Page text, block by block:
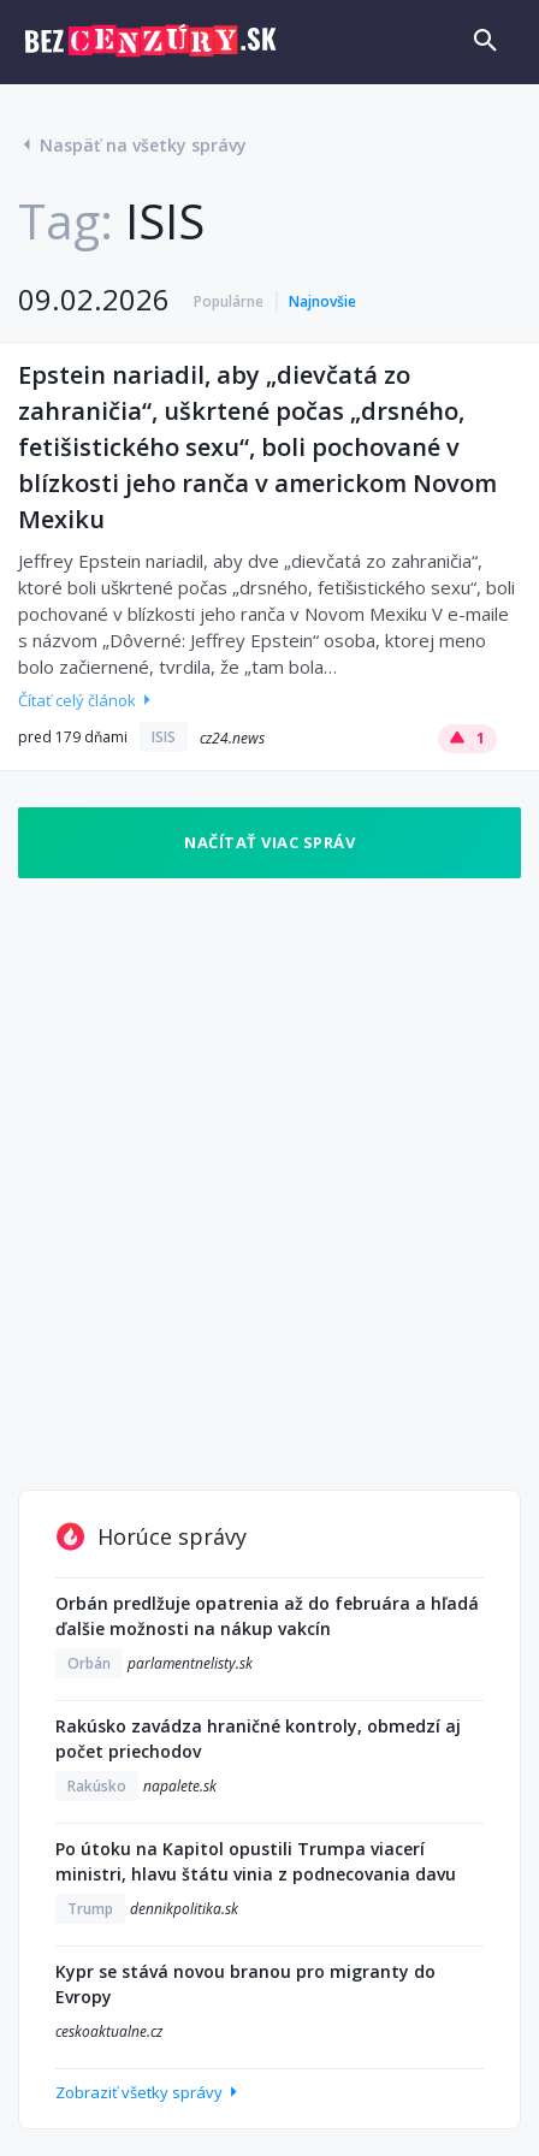
Naspäť na všetky správy
Tag: ISIS
09.02.2026 Populárne Najnovšie
Epstein nariadil, aby „dievčatá zo
zahraničia“, uškrtené počas „drsného,
fetišistického sexu“, boli pochované v
blízkosti jeho ranča v americkom Novom
Mexiku
Jeffrey Epstein nariadil, aby dve „dievčatá zo zahraničia“,
ktoré boli uškrtené počas „drsného, fetišistického sexu“, boli
pochované v blízkosti jeho ranča v Novom Mexiku V e-maile
s názvom „Dôverné: Jeffrey Epstein“ osoba, ktorej meno
bolo začiernené, tvrdila, že „tam bola…
Čítať celý článok
pred 179 dňami ISIS cz24.news 1
NAČÍTAŤ VIAC SPRÁV
Horúce správy
Orbán predlžuje opatrenia až do februára a hľadá
ďalšie možnosti na nákup vakcín
Orbán parlamentnelisty.sk
Rakúsko zavádza hraničné kontroly, obmedzí aj
počet priechodov
Rakúsko napalete.sk
Po útoku na Kapitol opustili Trumpa viacerí
ministri, hlavu štátu vinia z podnecovania davu
Trump dennikpolitika.sk
Kypr se stává novou branou pro migranty do
Evropy
ceskoaktualne.cz
Zobraziť všetky správy